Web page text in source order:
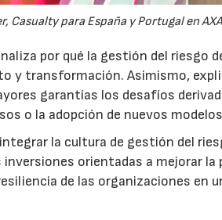
Casualty para España y Portugal en
por qué la gestión del riesgo
y transformación. Asimismo,
garantías los desafíos
o la adopción de nuevos
la cultura de gestión del
orientadas a mejorar la
de las organizaciones en